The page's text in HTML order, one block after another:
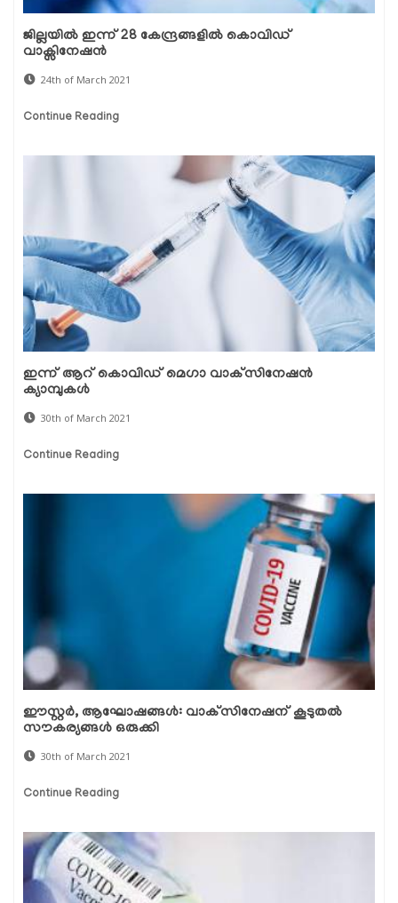
ജില്ലയില്‍ ഇന്ന് 28 കേന്ദ്രങ്ങളില്‍ കൊവിഡ്
വാക്സിനേഷന്‍
24th of March 2021
Continue Reading
ഇന്ന് ആറ് കൊവിഡ് മെഗാ വാക്‌സിനേഷന്‍
ക്യാമ്പുകള്‍
30th of March 2021
Continue Reading
ഈസ്റ്റര്‍, ആഘോഷങ്ങള്‍: വാക്‌സിനേഷന് കൂടുതല്‍
സൗകര്യങ്ങള്‍ ഒരുക്കി
30th of March 2021
Continue Reading